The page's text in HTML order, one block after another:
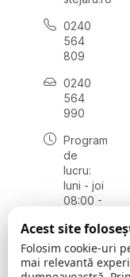
0240
564
809
0240
564
990
Program
de
lucru:
luni - joi
08:00 -
vineri
08:00 -
14:00
Acest site
Folosim cookie-uri
mai relevantă